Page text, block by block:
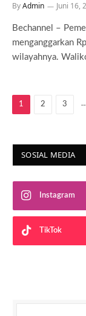
ByAdmin Juni 16,
Bechannel –
menganggarkan
wilayahnya.
1 2 3 …
SOSIAL MEDIA
Instagram
TikTok